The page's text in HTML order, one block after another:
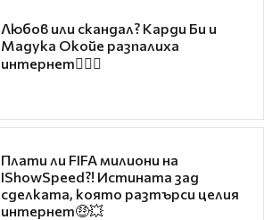
Любов или скандал? Карди Би и
Мадука Окойе разпалиха
интернет❤️‍🔥🔥
Плати ли FIFA милиони на
IShowSpeed?! Истината зад
сделката, която разтърси целия
интернет🤑💥